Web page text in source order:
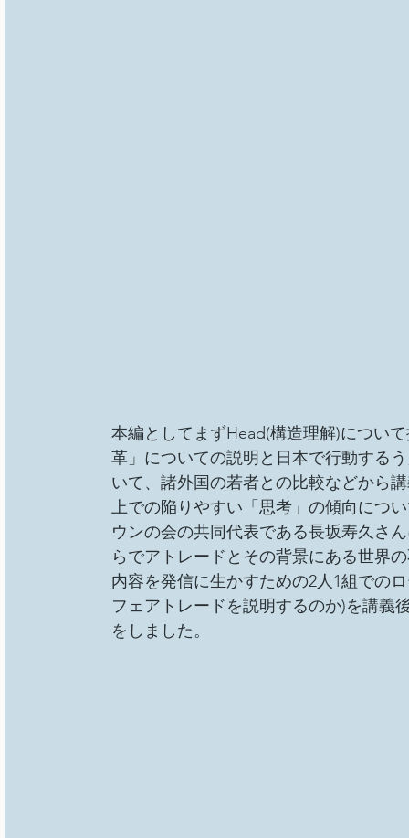
本編としてまずHead(構造理解)につい
革」についての説明と日本で行動する
いて、諸外国の若者との比較などから
上での陥りやすい「思考」の傾向につ
ウンの会の共同代表である長坂寿久さ
らでアトレードとその背景にある世界
内容を発信に生かすための2人1組での
フェアトレードを説明するのか)を講義
をしました。